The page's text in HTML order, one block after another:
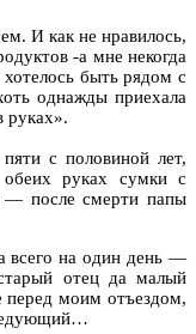
И как не нравилось,
-а мне некогда
быть рядом с
однажды приехала
руках».
с половиной лет,
руках сумки с
— после смерти папы
всего на один день —
отец да малый
перед моим отъездом,